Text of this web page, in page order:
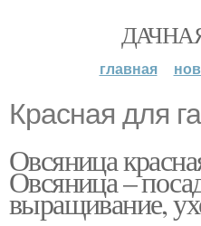
главная
Красная для
Овсяница
Овсяница –
выращивание,